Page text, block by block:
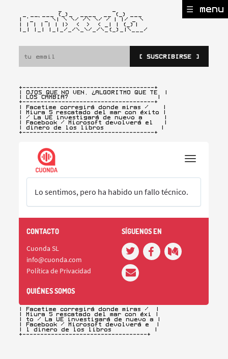
☰ menu
| '_ ` _ \| \ \/ /\ \/ / | |/ _ \
| | | | | | |>  <  >  < _| | (_)
|_| |_| |_|_/_/\_\/_/\_(_)_|\___/
[ SUSCRIBIRSE ]
+-------------------------------------+
| OJOS QUE NO VEN, ¿ALGORITMO QUE TE  |
| LOS CAMBIA?                         |
+-------------------------------------+
| Facetime corregirá donde miras /    |
| Miura 5 rescatado del mar con éxito |
| / La UE investigará de nuevo a      |
| Facebook / Microsoft devolverá el   |
| dinero de los libros                |
+-------------------------------------+
+-----------------------------------+
| Facetime corregirá donde miras /  |
| Miura 5 rescatado del mar con éxi |
| to / La UE investigará de nuevo a |
| Facebook / Microsoft devolverá e  |
| l dinero de los libros            |
+-----------------------------------+